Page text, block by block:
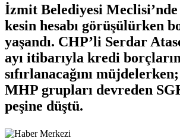
İzmit Belediyesi Meclisi’nde
kesin hesabı görüşülürken
yaşandı. CHP’li Serdar
ayı itibarıyla kredi
sıfırlanacağını
MHP grupları devreden
peşine düştü.